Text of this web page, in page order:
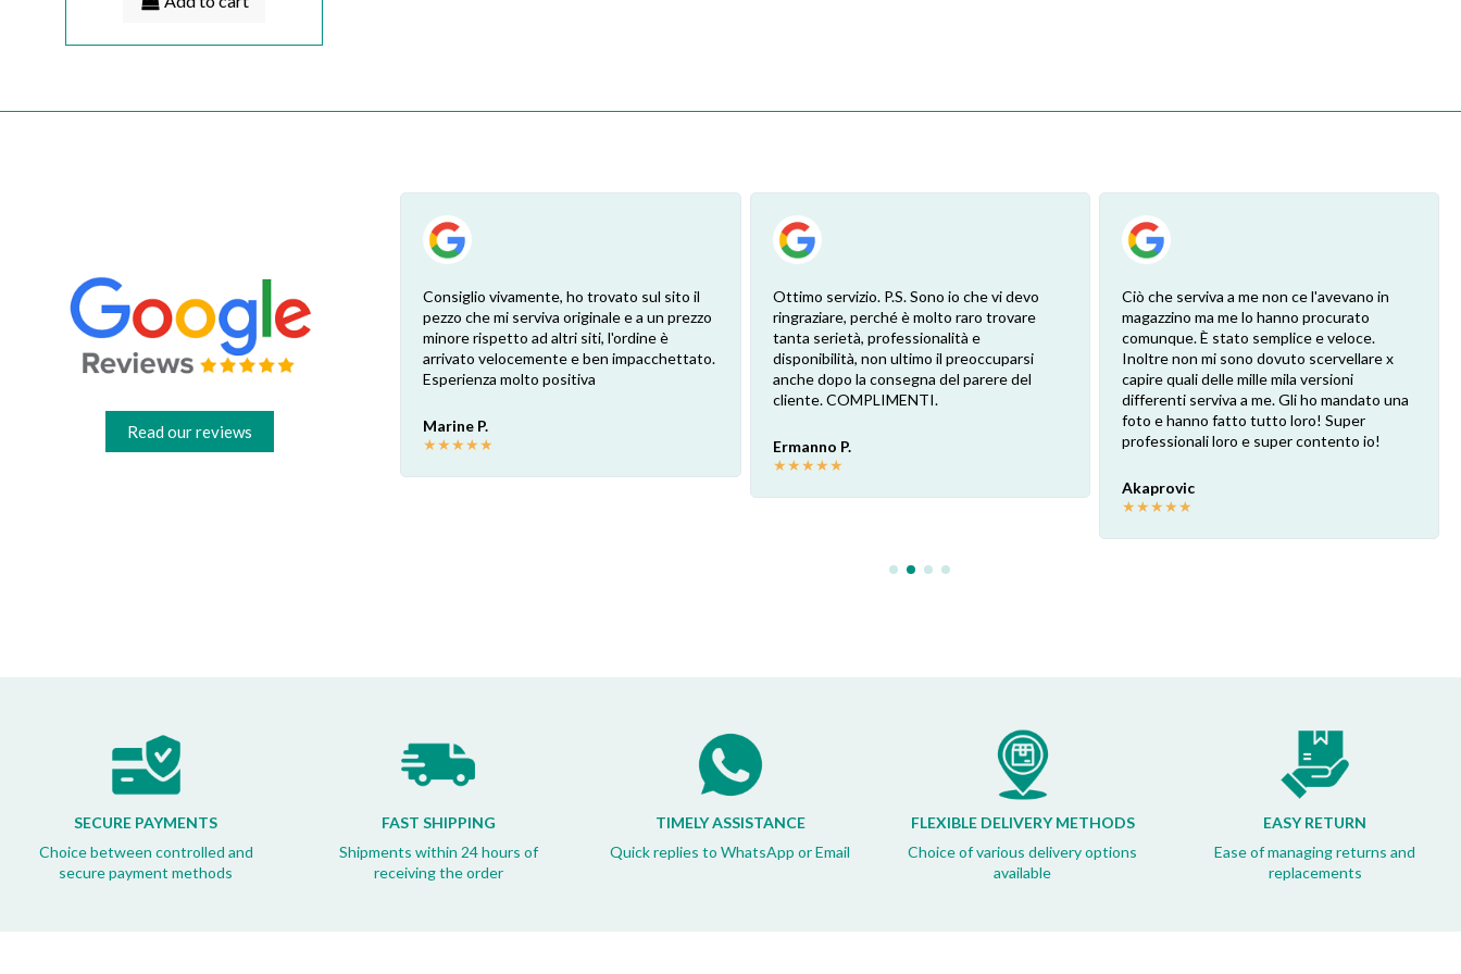
Read our reviews
Esperienza eccellente. Bisogna inviare la
foto dell’etichetta del prodotto e così i
pezzi di ricambio esatti vengono verificati
dal venditore. Risposta attenta e rapida.
Risparmio garantito rispetto ai rivenditori
Consiglio vivamente, ho trovato sul sito il
pezzo che mi serviva originale e a un prezzo
minore rispetto ad altri siti, l'ordine è
arrivato velocemente e ben impacchettato.
Esperienza molto positiva
Marine P.
★★★★★
Ottimo servizio. P.S. Sono io che vi devo
ringraziare, perché è molto raro trovare
tanta serietà, professionalità e
disponibilità, non ultimo il preoccuparsi
anche dopo la consegna del parere del
cliente. COMPLIMENTI.
Ermanno P.
★★★★★
Ciò che serviva a me non ce l'avevano in
magazzino ma me lo hanno procurato
comunque. È stato semplice e veloce.
Inoltre non mi sono dovuto scervellare x
capire quali delle mille mila versioni
differenti serviva a me. Gli ho mandato una
foto e hanno fatto tutto loro! Super
professionali loro e super contento io!
Akaprovic
★★★★★
SECURE PAYMENTS
Choice between controlled and
secure payment methods
FAST SHIPPING
Shipments within 24 hours of
receiving the order
TIMELY ASSISTANCE
Quick replies to WhatsApp or Email
FLEXIBLE DELIVERY METHODS
Choice of various delivery options
available
EASY RETURN
Ease of managing returns and
replacements